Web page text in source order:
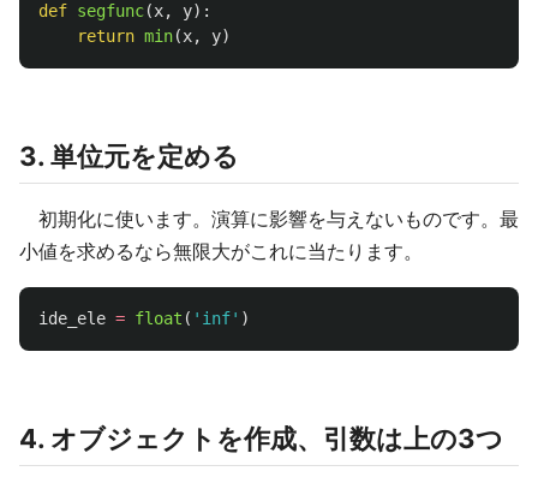
def segfunc(x, y):
return min(x, y)
3. 単位元を定める
初期化に使います。演算に影響を与えないものです。最
小値を求めるなら無限大がこれに当たります。
ide_ele = float ( ' inf' )
4. オブジェクトを作成、引数は上の3つ